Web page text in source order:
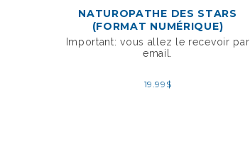
NATUROPATHE DES STARS
(FORMAT NUMÉRIQUE)
Important: vous allez le recevoir par
email.
19.99 $